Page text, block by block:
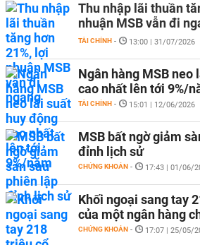
Thu nhập lãi thuần
nhuận MSB vẫn đi
TÀI CHÍNH - 13:00 | 31/07/2026
Ngân hàng MSB neo
cao nhất lên tới 9%/
TÀI CHÍNH - 15:01 | 12/06/2026
MSB bất ngờ giảm
đỉnh lịch sử
CHỨNG KHOÁN - 17:43 | 01/06/
Khối ngoại sang tay
của một ngân hàng
CHỨNG KHOÁN - 17:07 | 25/05/